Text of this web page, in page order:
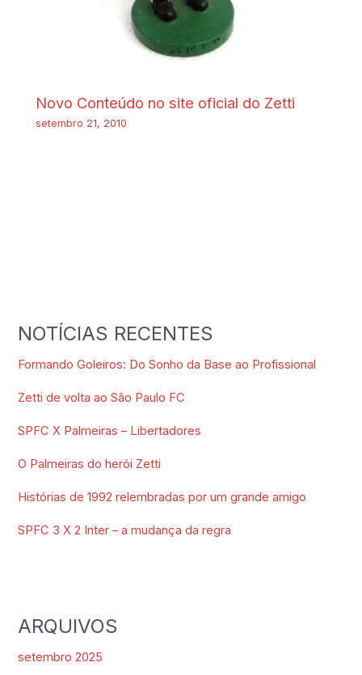
Novo Conteúdo no site oficial do Zetti
setembro 21, 2010
NOTÍCIAS RECENTES
Formando Goleiros: Do Sonho da Base ao Profissional
Zetti de volta ao São Paulo FC
SPFC X Palmeiras – Libertadores
O Palmeiras do herói Zetti
Histórias de 1992 relembradas por um grande amigo
SPFC 3 X 2 Inter – a mudança da regra
ARQUIVOS
setembro 2025